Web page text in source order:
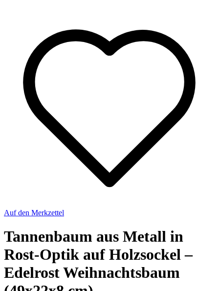
Auf den Merkzettel
Tannenbaum aus Metall in
Rost-Optik auf Holzsockel –
Edelrost Weihnachtsbaum